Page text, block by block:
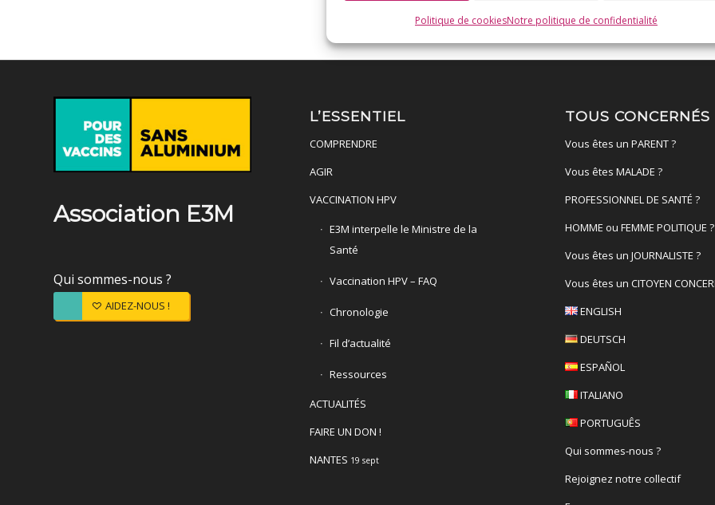
Politique de cookiesNotre politique de confidentialité
Association E3M
Qui sommes-nous ?
AIDEZ-NOUS !
L’ESSENTIEL
COMPRENDRE
AGIR
VACCINATION HPV
E3M interpelle le Ministre de la
Santé
Vaccination HPV – FAQ
Chronologie
Fil d’actualité
Ressources
ACTUALITÉS
FAIRE UN DON !
NANTES 19 sept
TOUS CONCERNÉS
Vous êtes un PARENT ?
Vous êtes MALADE ?
PROFESSIONNEL DE SANTÉ ?
HOMME ou FEMME POLITIQUE ?
Vous êtes un JOURNALISTE ?
Vous êtes un CITOYEN
ENGLISH
DEUTSCH
ESPAÑOL
ITALIANO
PORTUGUÊS
Qui sommes-nous ?
Rejoignez notre collectif